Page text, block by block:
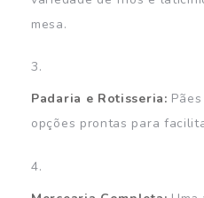
mesa.
Padaria e Rotisseria:
opções prontas para